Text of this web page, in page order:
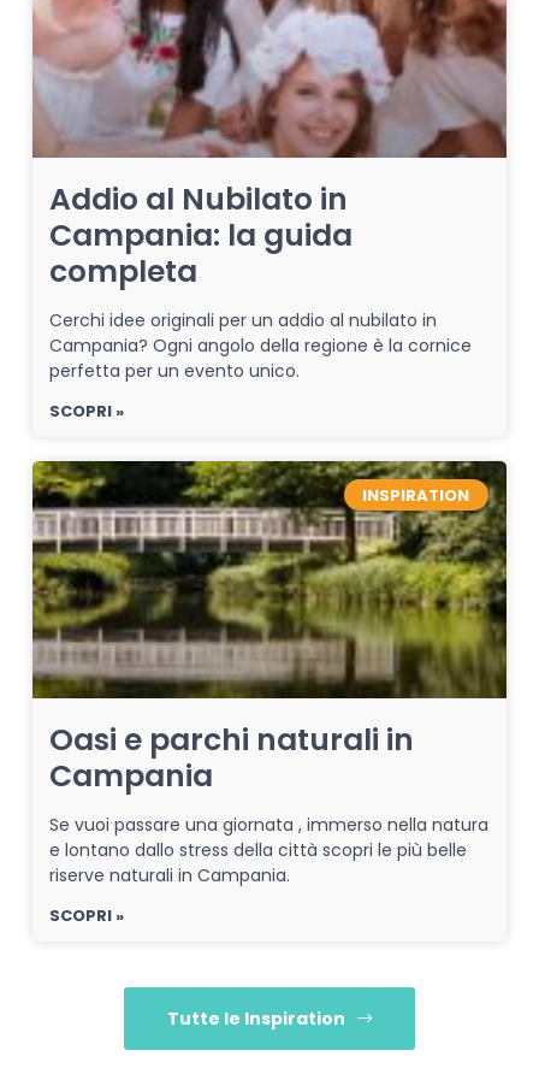
Addio al Nubilato in
Campania: la guida
completa
Cerchi idee originali per un addio al nubilato in
Campania? Ogni angolo della regione è la cornice
perfetta per un evento unico.
SCOPRI »
INSPIRATION
Oasi e parchi naturali in
Campania
Se vuoi passare una giornata , immerso nella natura
e lontano dallo stress della città scopri le più belle
riserve naturali in Campania.
SCOPRI »
Tutte le Inspiration